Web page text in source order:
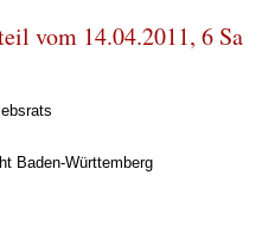
vom 14.04.2011, 6 Sa
Baden-Württemberg